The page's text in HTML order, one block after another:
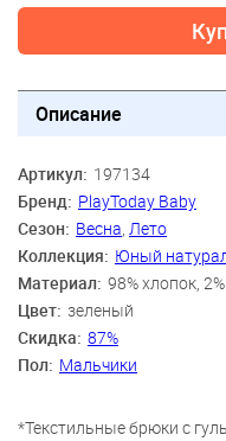
Описание
Артикул: 197134
Бренд: PlayToday Baby
Сезон: Весна Лето
Коллекция: Юный
Материал: 98% хлопок,
Цвет: зеленый
Скидка: 87%
Пол: Мальчики
*Текстильные брюки с